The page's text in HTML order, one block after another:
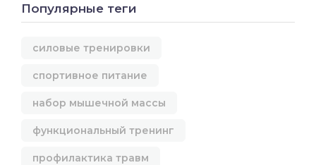
Популярные теги
силовые тренировки
спортивное питание
набор мышечной массы
функциональный тренинг
профилактика травм